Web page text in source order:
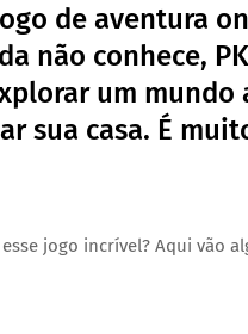
de aventura
não conhece,
um
sua casa. É
jogo incrível? Aqui vão